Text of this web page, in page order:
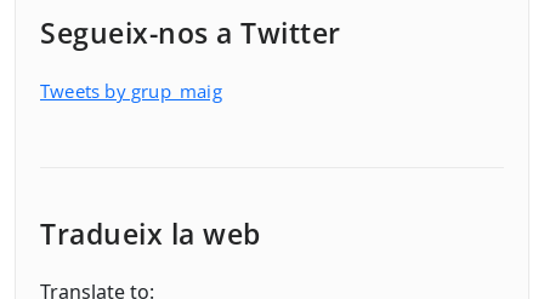
Segueix-nos a Twitter
Tweets by grup_maig
Tradueix la web
Translate to: